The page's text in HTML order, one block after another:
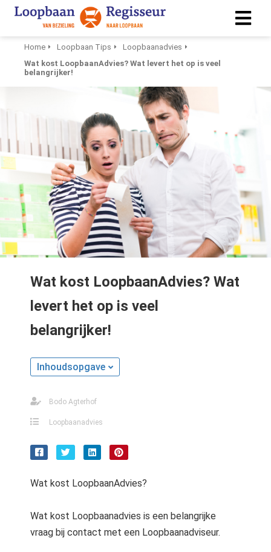
Home Loopbaan Tips
Loopbaanadvies
Wat kost LoopbaanAdvies? Wat levert het op is veel
belangrijker!
Wat kost LoopbaanAdvies? Wat
levert het op is veel
belangrijker!
Inhoudsopgave
Bodo Agterhof
Loopbaanadvies
Wat kost LoopbaanAdvies?
Wat kost Loopbaanadvies is een belangrijke
vraag bij contact met een Loopbaanadviseur.